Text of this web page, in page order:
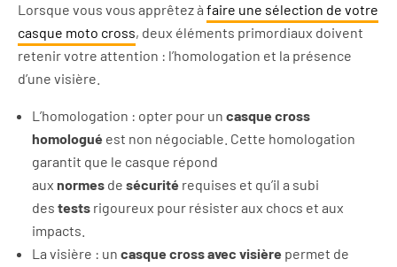
Lorsque vous vous apprêtez à faire une sélection de votre
casque moto cross, deux éléments primordiaux doivent
retenir votre attention : l’homologation et la présence
d’une visière.
L’homologation : opter pour un casque cross
homologué est non négociable. Cette homologation
garantit que le casque répond
aux normes de sécurité requises et qu’il a subi
des tests rigoureux pour résister aux chocs et aux
impacts.
La visière : un casque cross avec visière permet de